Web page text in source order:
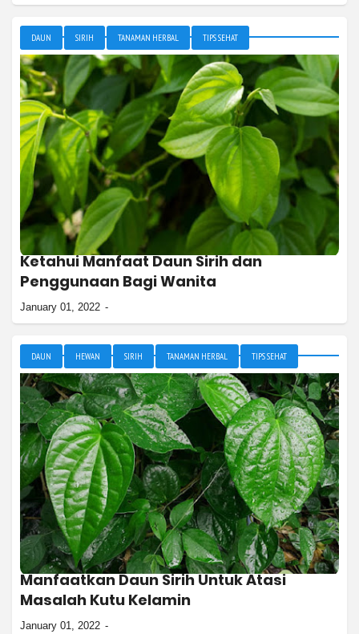
DAUN SIRIH TANAMAN HERBAL TIPS SEHAT
Ketahui Manfaat Daun Sirih dan
Penggunaan Bagi Wanita
January 01, 2022
DAUN HEWAN SIRIH TANAMAN HERBAL TIPS SEHAT
Manfaatkan Daun Sirih Untuk Atasi
Masalah Kutu Kelamin
January 01, 2022